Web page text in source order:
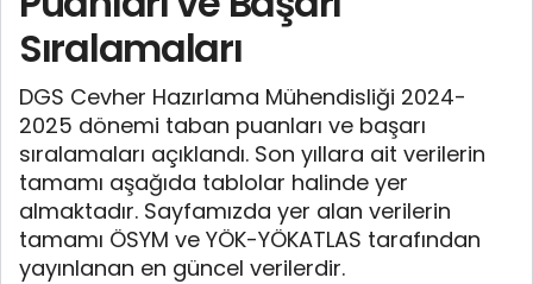
Sıralamaları
DGS Cevher Hazırlama Mühendisliği 2024-
2025 dönemi taban puanları ve başarı
sıralamaları açıklandı. Son yıllara ait verilerin
tamamı aşağıda tablolar halinde yer
almaktadır. Sayfamızda yer alan verilerin
tamamı ÖSYM ve YÖK-YÖKATLAS tarafından
yayınlanan en güncel verilerdir.